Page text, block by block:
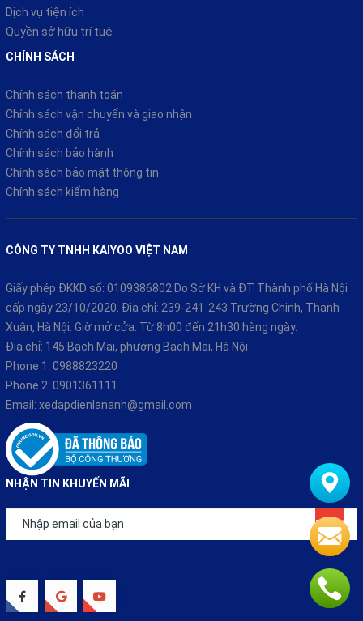
Dịch vụ tiện ích
Quyền sở hữu trí tuệ
CHÍNH SÁCH
Chính sách thanh toán
Chính sách vận chuyển và giao nhận
Chính sách đổi trả
Chính sách bảo hành
Chính sách bảo mật thông tin
Chính sách kiểm hàng
CÔNG TY TNHH KAIYOO VIỆT NAM
Giấy phép ĐKKD số: 0109386802 Do Sở KH và ĐT Thành phố Hà Nội
cấp ngày 23/10/2020. Địa chỉ: 239-241-243 Trường Chinh, Thanh
Xuân, Hà Nội. Giờ mở cửa: Từ 8h00 đến 21h30 hàng ngày.
Địa chỉ: 145 Bạch Mai, phường Bạch Mai, Hà Nội
Phone 1: 0988823220
Phone 2: 0901361111
Email: xedapdienlananh@gmail.com
NHẬN TIN KHUYẾN MÃI
Đăng ký